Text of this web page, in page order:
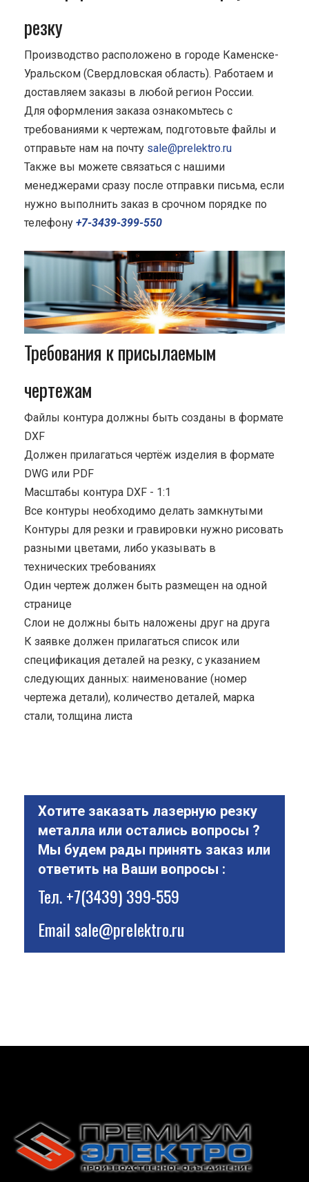
резку
Производство расположено в городе Каменске-
Уральском (Свердловская область). Работаем и
доставляем заказы в любой регион России.
Для оформления заказа ознакомьтесь с
требованиями к чертежам, подготовьте файлы и
отправьте нам на почту sale@prelektro.ru
Также вы можете связаться с нашими
менеджерами сразу после отправки письма, если
нужно выполнить заказ в срочном порядке по
телефону +7-3439-399-550
Требования к присылаемым
чертежам
Файлы контура должны быть созданы в формате
DXF
Должен прилагаться чертёж изделия в формате
DWG или PDF
Масштабы контура DXF - 1:1
Все контуры необходимо делать замкнутыми
Контуры для резки и гравировки нужно рисовать
разными цветами, либо указывать в
технических требованиях
Один чертеж должен быть размещен на одной
странице
Cлои не должны быть наложены друг на друга
К заявке должен прилагаться список или
спецификация деталей на резку, с указанием
следующих данных: наименование (номер
чертежа детали), количество деталей, марка
стали, толщина листа
Хотите заказать лазерную резку
металла или остались вопросы ?
Мы будем рады принять заказ или
ответить на Ваши вопросы :
Тел.+7(3439) 399-559
Emailsale@prelektro.ru